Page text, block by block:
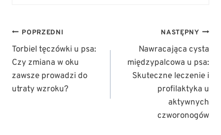
NAWIGACJA
WPISU
POPRZEDNI
Torbiel tęczówki u psa:
Czy zmiana w oku
zawsze prowadzi do
utraty wzroku?
NASTĘPNY
Nawracająca cysta
międzypalcowa u psa:
Skuteczne leczenie i
profilaktyka u
aktywnych
czworonogów